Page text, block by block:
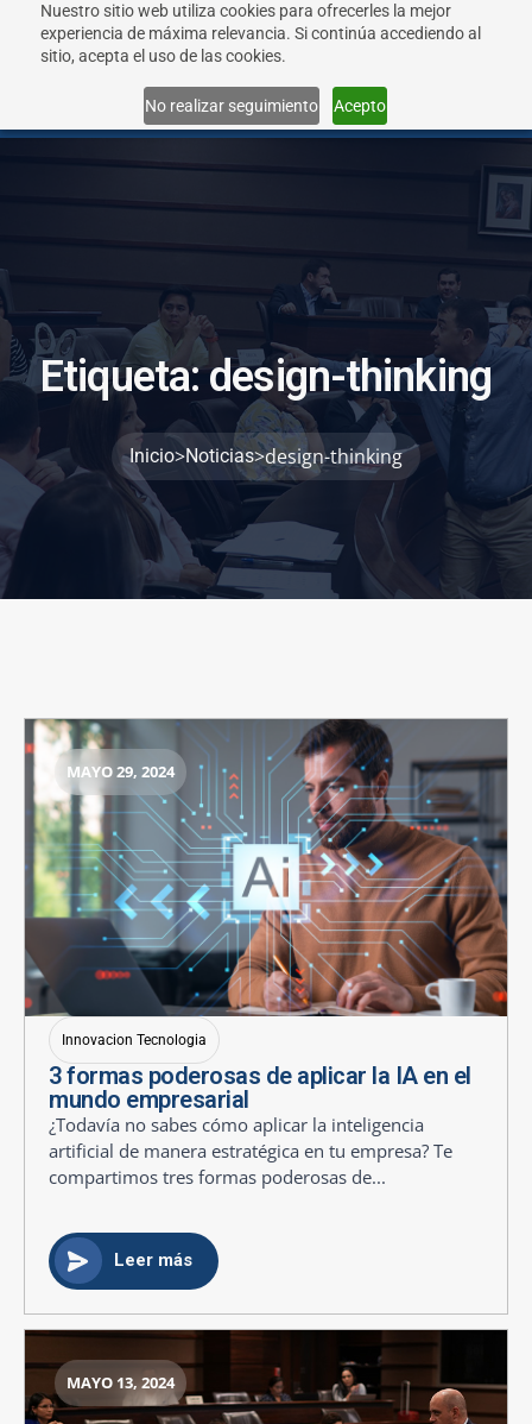
Nuestro sitio web utiliza cookies para ofrecerles la mejor
experiencia de máxima relevancia. Si continúa accediendo al
sitio, acepta el uso de las cookies.
No realizar seguimiento Acepto
Etiqueta:design-thinking
Inicio>Noticias>design-thinking
MAYO 29, 2024
Innovacion Tecnologia
3 formas poderosas de aplicar la IA en el
mundo empresarial
¿Todavía no sabes cómo aplicar la inteligencia
artificial de manera estratégica en tu empresa? Te
compartimos tres formas poderosas de...
Leer más
MAYO 13, 2024